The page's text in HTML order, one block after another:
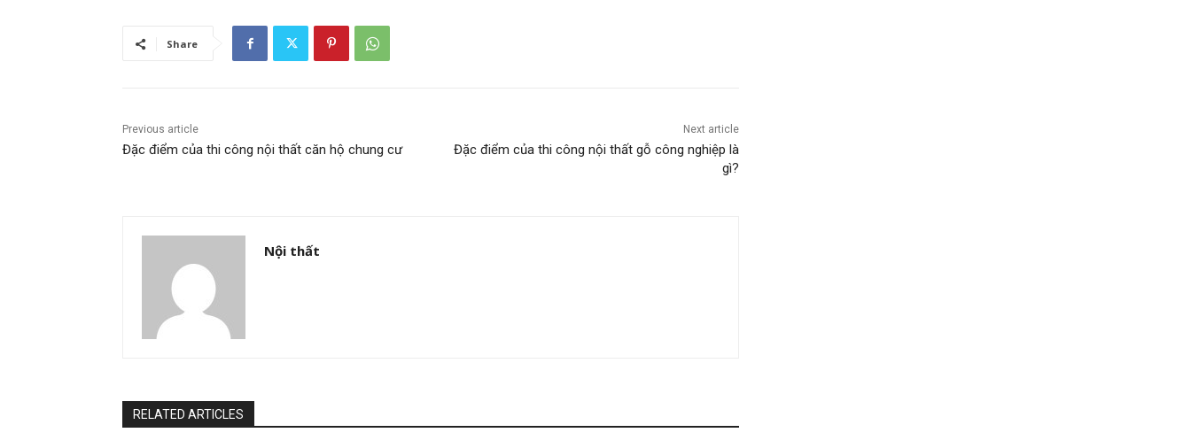
Share
Previous article
Đặc điểm của thi công nội thất căn hộ chung cư
Next article
Đặc điểm của thi công nội thất gỗ công nghiệp là
gì?
Nội thất
RELATED ARTICLES